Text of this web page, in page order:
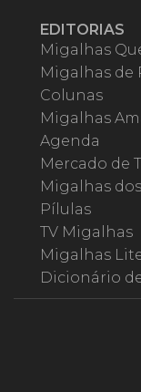
EDITORIAS
Migalhas
Migalhas de
Colunas
Migalhas
Agenda
Mercado de
Migalhas
Pílulas
TV Migalhas
Migalhas
Dicionário